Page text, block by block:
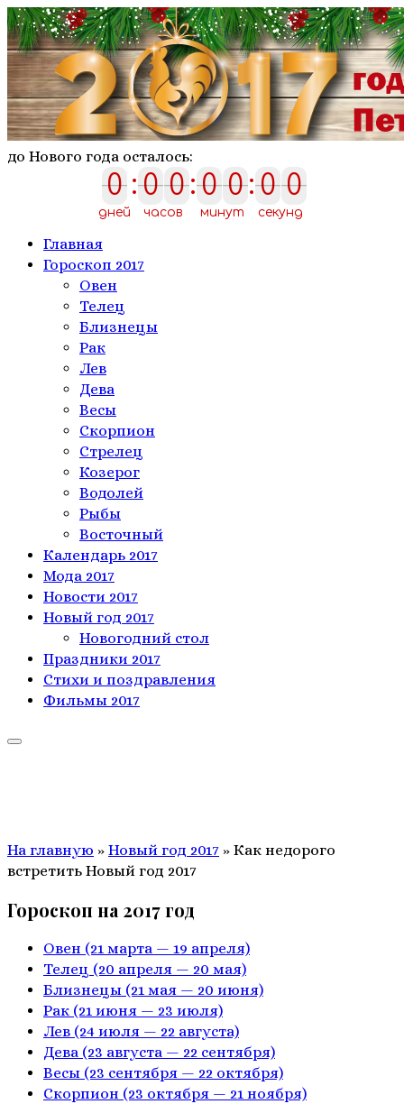
до Нового года осталось:
0
0
дней
:0
0 0
0
часов
:0
0 0
0
минут
:0
0 0
0
секунд
Главная
Гороскоп 2017
Овен
Телeц
Близнецы
Рак
Лев
Дева
Весы
Скорпион
Стрелец
Козерог
Водолей
Рыбы
Восточный
Календарь 2017
Мода 2017
Новости 2017
Новый год 2017
Новогодний стол
Праздники 2017
Стихи и поздравления
Фильмы 2017
На главную » Новый год 2017 » Как недорого
встретить Новый год 2017
Гороскоп на 2017 год
Овен (21 марта — 19 апреля)
Телец (20 апреля — 20 мая)
Близнецы (21 мая — 20 июня)
Рак (21 июня — 23 июля)
Лев (24 июля — 22 августа)
Дева (23 августа — 22 сентября)
Весы (23 сентября — 22 октября)
Скорпион (23 октября — 21 ноября)